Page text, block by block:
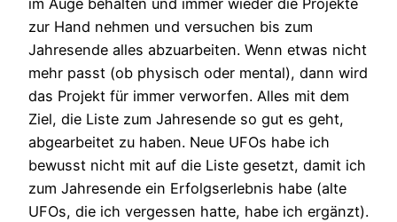
im Auge behalten und immer wieder die Projekte
zur Hand nehmen und versuchen bis zum
Jahresende alles abzuarbeiten. Wenn etwas nicht
mehr passt (ob physisch oder mental), dann wird
das Projekt für immer verworfen. Alles mit dem
Ziel, die Liste zum Jahresende so gut es geht,
abgearbeitet zu haben. Neue UFOs habe ich
bewusst nicht mit auf die Liste gesetzt, damit ich
zum Jahresende ein Erfolgserlebnis habe (alte
UFOs, die ich vergessen hatte, habe ich ergänzt).